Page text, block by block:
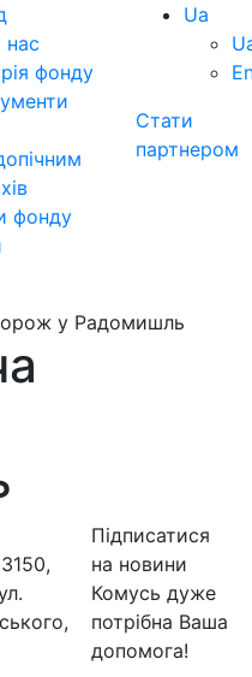
фонду
фонду
Ua
Стати
партнером
у Радомишль
Підписатися
на новини
Комусь дуже
потрібна Ваша
допомога!